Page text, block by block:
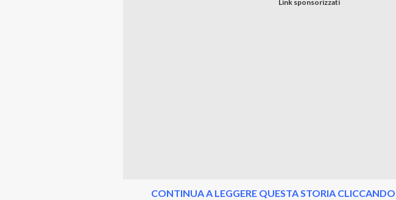
CONTINUA A LEGGERE QUESTA STORIA